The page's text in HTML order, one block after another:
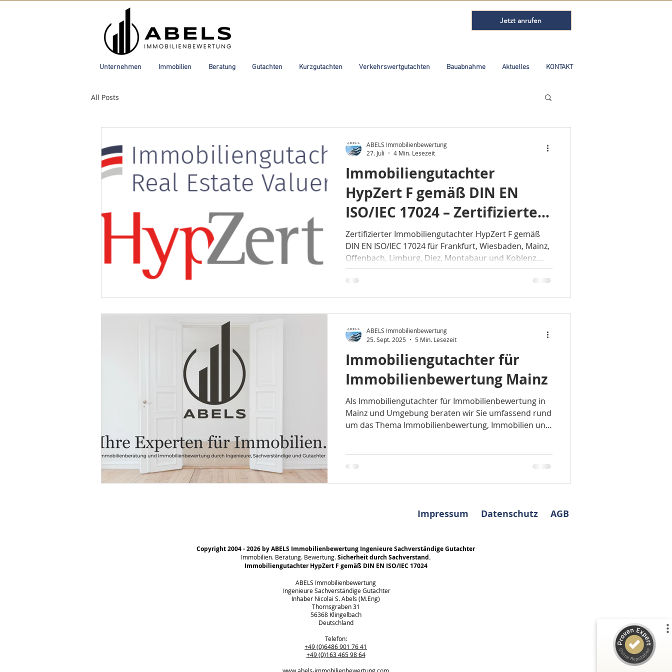
Jetzt anrufen
Unternehmen Immobilien Beratung Gutachten Kurzgutachten Verkehrswertgutachten Bauabnahme Aktuelles KONTAKT
All Posts
Immobiliengutachter
HypZert F gemäß DIN EN
ISO/IEC 17024 – Zertifizierte
Kompetenz für fundierte
Immobilienbewertungen im
Rhein-Main-Gebiet
Zertifizierter Immobiliengutachter HypZert F gemäß
DIN EN ISO/IEC 17024 für Frankfurt, Wiesbaden, Mainz,
Offenbach, Limburg, Diez, Montabaur und Koblenz.
Professionelle Verkehrswertgutachten, Kurzgutachten
sowie Markt- und Beleihungswertgutachten für Wohn-,
ABELS Immobilienbewertung
27. Juli
4 Min. Lesezeit
Immobiliengutachter für
Immobilienbewertung Mainz
Als Immobiliengutachter für Immobilienbewertung in
Mainz und Umgebung beraten wir Sie umfassend rund
um das Thema Immobilienbewertung, Immobilien und
Immobilienarten insbesondere bei Scheidung,
Zwecke, Wohnungsrecht, Nießbrauch, Altlasten
ABELS Immobilienbewertung
25. Sept. 2025
5 Min. Lesezeit
Impressum Datenschutz AGB
Copyright 2004 - 2026 by ABELS Immobilienbewertung Ingenieure Sachverständige Gutachter
Immobilien. Beratung. Bewertung.Sicherheit durch Sachverstand.
Immobiliengutachter HypZert F gemäß DIN EN ISO/IEC 17024
ABELS Immobilienbewertung
Ingenieure Sachverständige Gutachter
Inhaber Nicolai S. Abels (M.Eng)
Thornsgraben 31
56368 Klingelbach
Deutschland
Telefon:
+49 (0)6486 901 76 41
+49 (0)163 465 98 64
3
Bewertungen auf
ProvenExpert.com